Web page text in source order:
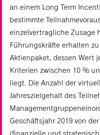
an einem Long Term
bestimmte
einzelvertragliche Zusage
Führungskräfte erhalten
Aktienpaket, dessen Wert
Kriterien zwischen 10 %
liegt. Die Anzahl der
Jahreszielgehalt des
Geschäftsjahr 2019 von